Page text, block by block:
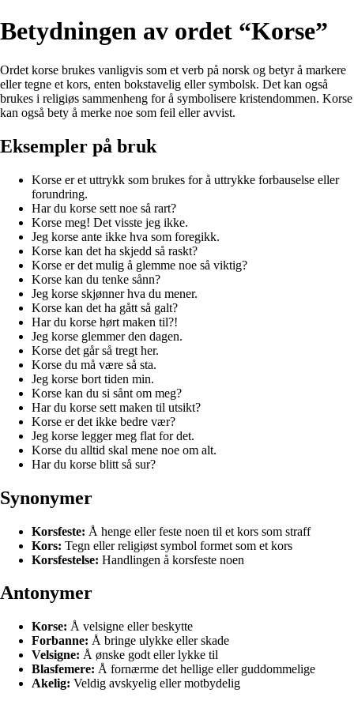
Betydningen av ordet “Korse”
Ordet korse brukes vanligvis som et verb på norsk og betyr å markere
eller tegne et kors, enten bokstavelig eller symbolsk. Det kan også
brukes i religiøs sammenheng for å symbolisere kristendommen. Korse
kan også bety å merke noe som feil eller avvist.
Eksempler på bruk
Korse er et uttrykk som brukes for å uttrykke forbauselse eller
forundring.
Har du korse sett noe så rart?
Korse meg! Det visste jeg ikke.
Jeg korse ante ikke hva som foregikk.
Korse kan det ha skjedd så raskt?
Korse er det mulig å glemme noe så viktig?
Korse kan du tenke sånn?
Jeg korse skjønner hva du mener.
Korse kan det ha gått så galt?
Har du korse hørt maken til?!
Jeg korse glemmer den dagen.
Korse det går så tregt her.
Korse du må være så sta.
Jeg korse bort tiden min.
Korse kan du si sånt om meg?
Har du korse sett maken til utsikt?
Korse er det ikke bedre vær?
Jeg korse legger meg flat for det.
Korse du alltid skal mene noe om alt.
Har du korse blitt så sur?
Synonymer
Korsfeste: Å henge eller feste noen til et kors som straff
Kors: Tegn eller religiøst symbol formet som et kors
Korsfestelse: Handlingen å korsfeste noen
Antonymer
Korse: Å velsigne eller beskytte
Forbanne: Å bringe ulykke eller skade
Velsigne: Å ønske godt eller lykke til
Blasfemere: Å fornærme det hellige eller guddommelige
Akelig: Veldig avskyelig eller motbydelig